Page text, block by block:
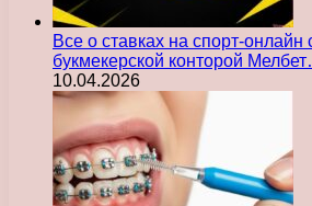
Все о ставках на спорт-онлайн
букмекерской конторой
10.04.2026